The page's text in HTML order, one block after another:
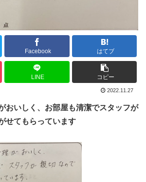
Facebook はてブ
LINE コピー
2022.11.27
おいしく、お部屋も清潔でスタッフが
せてもらっています